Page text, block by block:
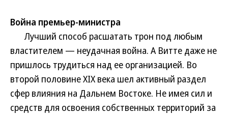
Война премьер-министра
Лучший способ расшатать трон под любым
властителем — неудачная война. А Витте даже не
пришлось трудиться над ее организацией. Во
второй половине XIX века шел активный раздел
сфер влияния на Дальнем Востоке. Не имея сил и
средств для освоения собственных территорий за